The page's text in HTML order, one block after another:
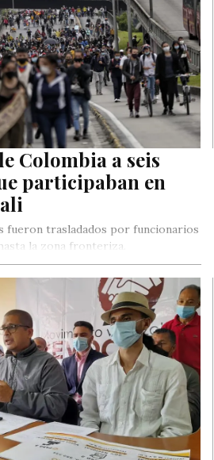
Colombia a seis
participaban en
fueron trasladados por funcionarios
la zona fronteriza.